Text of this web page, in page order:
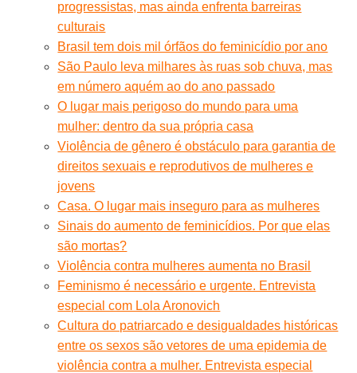
progressistas, mas ainda enfrenta barreiras
culturais
Brasil tem dois mil órfãos do feminicídio por ano
São Paulo leva milhares às ruas sob chuva, mas
em número aquém ao do ano passado
O lugar mais perigoso do mundo para uma
mulher: dentro da sua própria casa
Violência de gênero é obstáculo para garantia de
direitos sexuais e reprodutivos de mulheres e
jovens
Casa. O lugar mais inseguro para as mulheres
Sinais do aumento de feminicídios. Por que elas
são mortas?
Violência contra mulheres aumenta no Brasil
Feminismo é necessário e urgente. Entrevista
especial com Lola Aronovich
Cultura do patriarcado e desigualdades históricas
entre os sexos são vetores de uma epidemia de
violência contra a mulher. Entrevista especial